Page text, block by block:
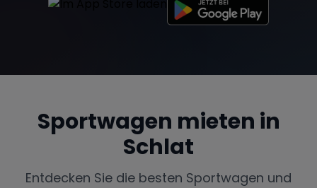
Sportwagen mieten in
Schlat
Entdecken Sie die besten Sportwagen und